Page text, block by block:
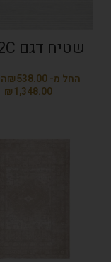
שטיח דגם 1052C
₪
₪